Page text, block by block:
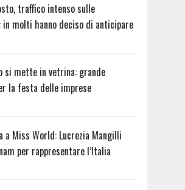
traffico intenso sulle
in molti hanno deciso di anticipare
si mette in vetrina: grande
la festa delle imprese
a Miss World: Lucrezia Mangilli
per rappresentare l’Italia